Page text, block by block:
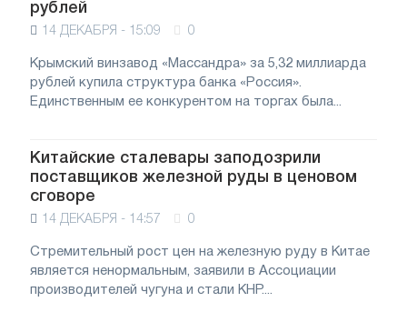
рублей
14 ДЕКАБРЯ - 15:09 0
Крымский винзавод «Массандра» за 5,32 миллиарда
рублей купила структура банка «Россия».
Единственным ее конкурентом на торгах была...
Китайские сталевары заподозрили
поставщиков железной руды в ценовом
сговоре
14 ДЕКАБРЯ - 14:57 0
Стремительный рост цен на железную руду в Китае
является ненормальным, заявили в Ассоциации
производителей чугуна и стали КНР....